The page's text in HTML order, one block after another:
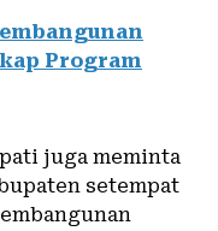
Program
juga meminta
setempat